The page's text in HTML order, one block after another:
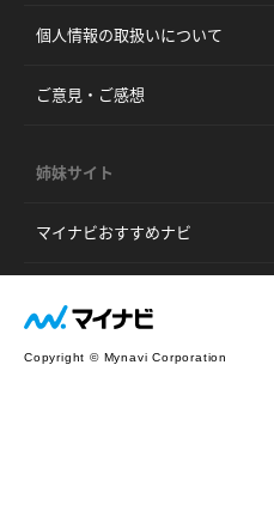
個人情報の取扱いについて
ご意見・ご感想
姉妹サイト
マイナビおすすめナビ
Copyright © Mynavi Corporation